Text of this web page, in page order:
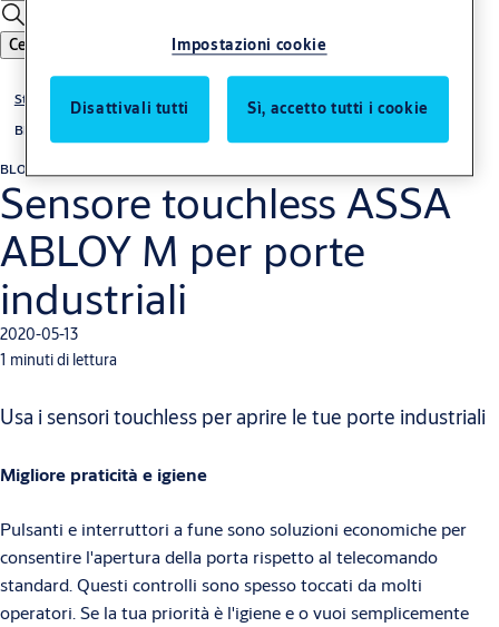
Cerca
Storie
Blog
BLOG
Sensore touchless ASSA
ABLOY M per porte
industriali
2020-05-13
1 minuti di lettura
Usa i sensori touchless per aprire le tue porte industriali
Migliore praticità e igiene
Pulsanti e interruttori a fune sono soluzioni economiche per
consentire l'apertura della porta rispetto al telecomando
standard. Questi controlli sono spesso toccati da molti
operatori. Se la tua priorità è l'igiene e o vuoi semplicemente
Impostazioni cookie
Disattivali tutti Sì, accetto tutti i cookie